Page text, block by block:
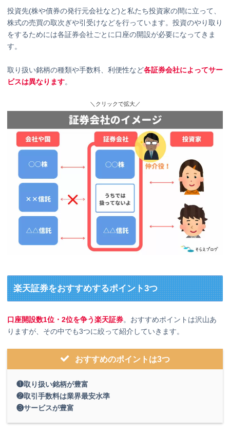
投資先(株や債券の発行元会社など)と私たち投資家の間に立って、
株式の売買の取次ぎや引受けなどを行っています。投資のやり取り
をするためには各証券会社ごとに口座の開設が必要になってきま
す。
取り扱い銘柄の種類や手数料、利便性など各証券会社によってサー
ビスは異なります。
＼クリックで拡大／
楽天証券をおすすめするポイント3つ
口座開設数1位・2位を争う楽天証券。おすすめポイントは沢山あ
りますが、その中でも3つに絞って紹介していきます。
おすすめのポイントは3つ
❶取り扱い銘柄が豊富
❷取引手数料は業界最安水準
❸サービスが豊富